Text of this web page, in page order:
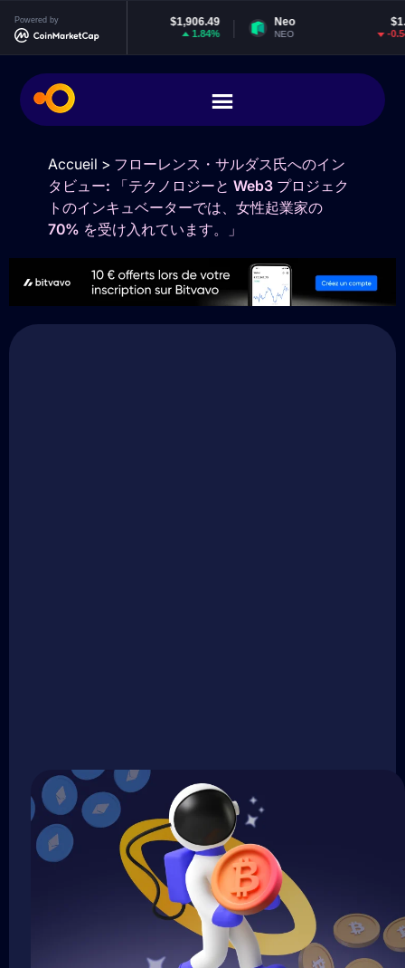
Powered by
Ethereum $1,906.49
ETH
Neo
Accueil > フローレンス・サルダス氏へのイン
タビュー: 「テクノロジーと Web3 プロジェク
トのインキュベーターでは、女性起業家の
70% を受け入れています。」